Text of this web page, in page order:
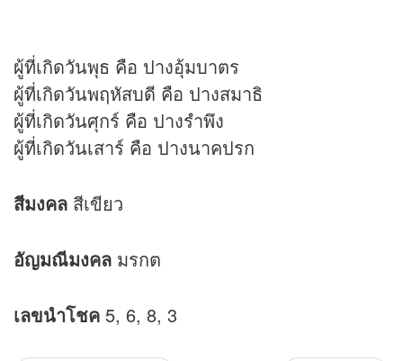
ผู้ที่เกิดวันพุธ คือ ปางอุ้มบาตร
ผู้ที่เกิดวันพฤหัสบดี คือ ปางสมาธิ
ผู้ที่เกิดวันศุกร์ คือ ปางรำพึง
ผู้ที่เกิดวันเสาร์ คือ ปางนาคปรก
สีมงคล สีเขียว
อัญมณีมงคล มรกต
เลขนำโชค 5, 6, 8, 3